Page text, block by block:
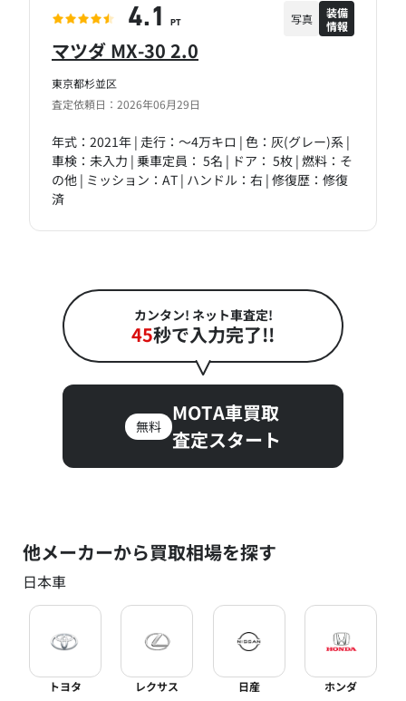
東京都杉並区
査定依頼日：2026年06月29日
マツダ MX-30 2.0
年式：2021年 | 走行：～4万キロ | 色：灰(グレー)系 |
車検：未入力 | 乗車定員： 5名 | ドア： 5枚 | 燃料：そ
の他 | ミッション：AT | ハンドル：右 | 修復歴：修復
済
4.1 PT 写真
装備
情報
カンタン! ネット車査定!
45秒で入力完了!!
無料
MOTA車買取
査定スタート
他メーカーから買取相場を探す
日本車
トヨタ レクサス 日産 ホンダ